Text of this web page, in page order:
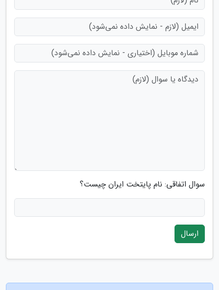
سوال اتفاقی: نام پایتخت ایران چیست؟
ارسال